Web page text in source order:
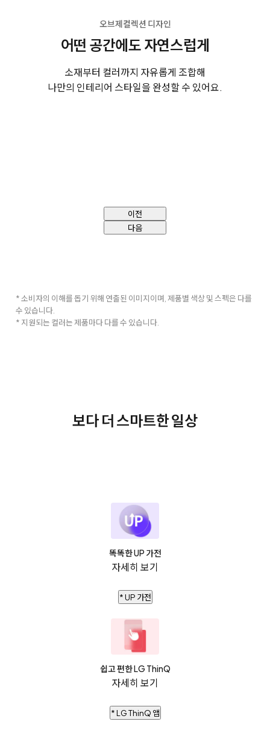
오브제컬렉션 디자인
어떤 공간에도 자연스럽게
소재부터 컬러까지 자유롭게 조합해
나만의 인테리어 스타일을 완성할 수 있어요.
이전
다음
* 소비자의 이해를 돕기 위해 연출된 이미지이며, 제품별 색상 및 스펙은 다를
수 있습니다.
* 지원되는 컬러는 제품마다 다를 수 있습니다.
보다 더 스마트한 일상
똑똑한 UP 가전
자세히 보기
* UP 가전
쉽고 편한 LG ThinQ
자세히 보기
* LG ThinQ 앱